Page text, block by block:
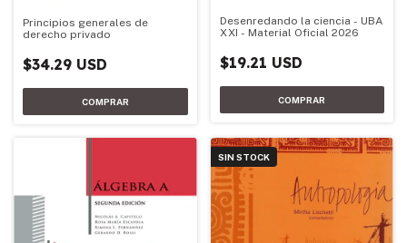
Principios generales de
derecho privado
$34.29 USD
Desenredando la ciencia - UBA
XXI - Material Oficial 2026
$19.21 USD
SIN STOCK